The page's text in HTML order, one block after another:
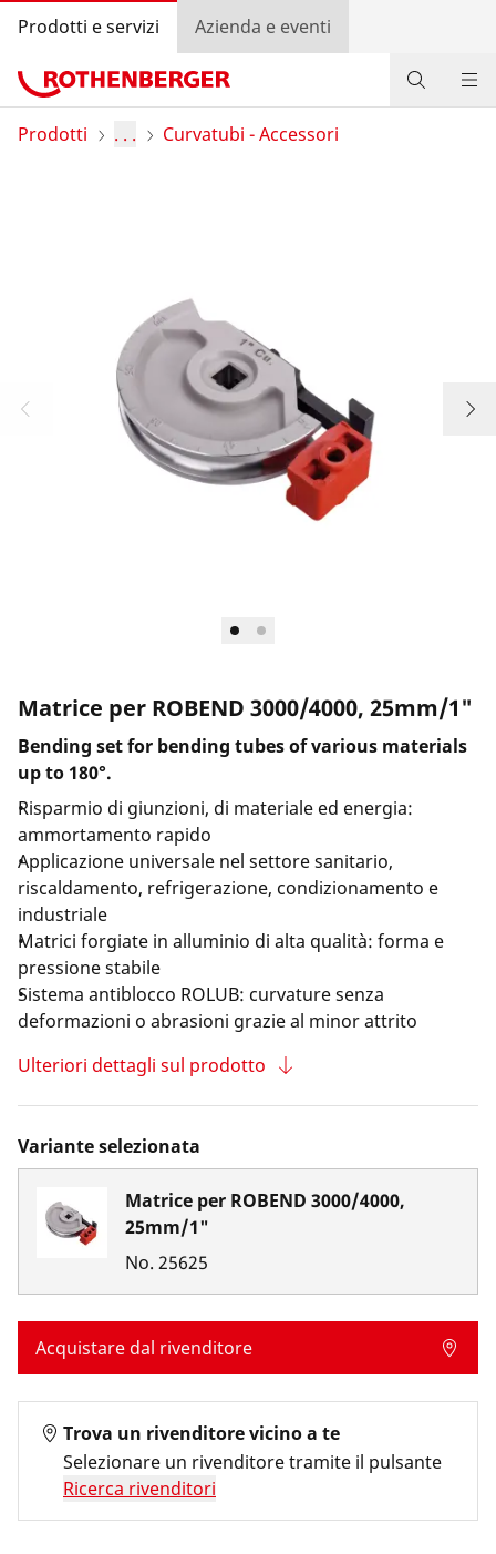
Prodotti e servizi Azienda e eventi
Prodotti
Trova rivenditore
Accedi
Selezione del Paese
Prodotti . . . Curvatubi - Accessori
Matrice per ROBEND 3000/4000, 25mm/1"
Bending set for bending tubes of various materials
up to 180°.
Risparmio di giunzioni, di materiale ed energia:
ammortamento rapido
Applicazione universale nel settore sanitario,
riscaldamento, refrigerazione, condizionamento e
industriale
Matrici forgiate in alluminio di alta qualità: forma e
pressione stabile
Sistema antiblocco ROLUB: curvature senza
deformazioni o abrasioni grazie al minor attrito
Ulteriori dettagli sul prodotto
Variante selezionata
Matrice per ROBEND 3000/4000,
25mm/1"
No. 25625
Acquistare dal rivenditore
Trova un rivenditore vicino a te
Selezionare un rivenditore tramite il pulsante
Ricerca rivenditori